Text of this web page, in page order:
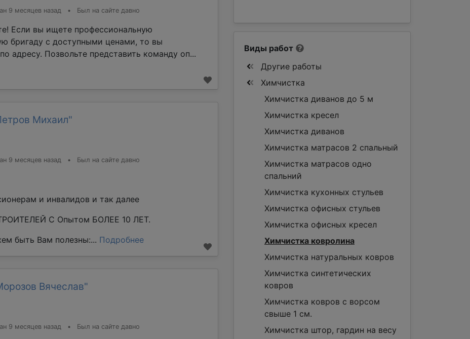
9 месяцев назад • Был на сайте давно
Если вы ищете профессиональную
бригаду с доступными ценами, то вы
адресу. Позвольте представить команду оп...
Михаил"
9 месяцев назад • Был на сайте давно
и инвалидов и так далее
С Опытом БОЛЕЕ 10 ЛЕТ.
быть Вам полезны:... Подробнее
Вячеслав"
9 месяцев назад • Был на сайте давно
Виды работ
Другие работы
Химчистка
Химчистка диванов до 5 м
Химчистка кресел
Химчистка диванов
Химчистка матрасов 2 спальный
Химчистка матрасов одно
спальний
Химчистка кухонных стульев
Химчистка офисных стульев
Химчистка офисных кресел
Химчистка ковролина
Химчистка натуральных ковров
Химчистка синтетических
ковров
Химчистка ковров с ворсом
свыше 1 см.
Химчистка штор, гардин на весу